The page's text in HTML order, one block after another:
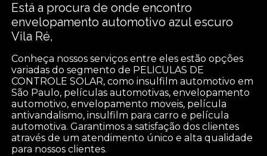
Está a procura de onde encontro
envelopamento automotivo azul escuro
Vila Ré,
Conheça nossos serviços entre eles estão opções
variadas do segmento de PELICULAS DE
CONTROLE SOLAR, como insulfilm automotivo em
São Paulo, películas automotivas, envelopamento
automotivo, envelopamento moveis, película
antivandalismo, insulfilm para carro e película
automotiva. Garantimos a satisfação dos clientes
através de um atendimento único e alta qualidade
para nossos clientes.